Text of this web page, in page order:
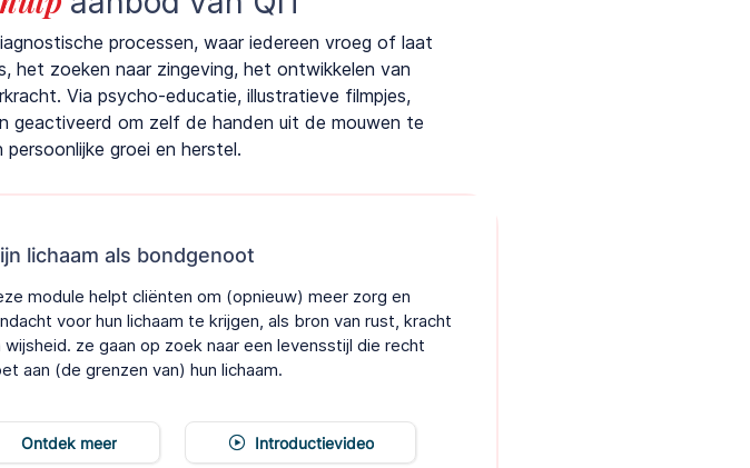
processen, waar iedereen vroeg of laat
het zoeken naar zingeving, het ontwikkelen van
Via psycho-educatie, illustratieve filmpjes,
geactiveerd om zelf de handen uit de mouwen te
groei en herstel.
lichaam als bondgenoot
module helpt cliënten om (opnieuw) meer zorg en
voor hun lichaam te krijgen, als bron van rust, kracht
wijsheid. ze gaan op zoek naar een levensstijl die recht
aan (de grenzen van) hun lichaam.
Ontdek meer Introductievideo